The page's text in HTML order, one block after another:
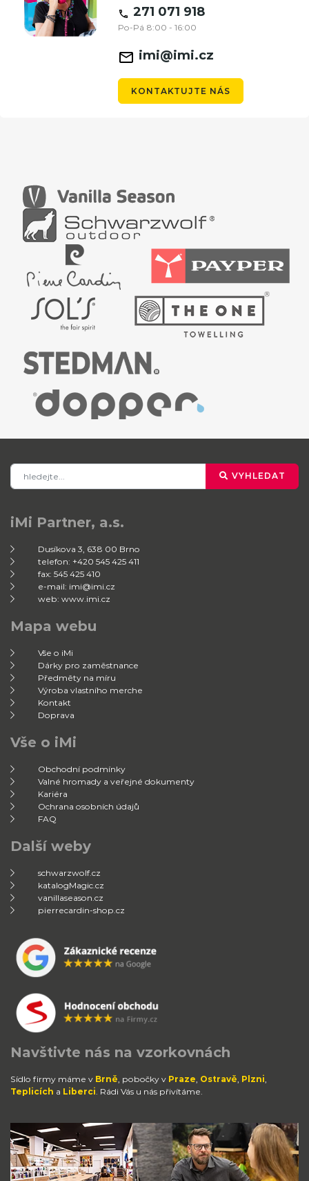
271 071 918
Po-Pá 8:00 - 16:00
imi@imi.cz
KONTAKTUJTE NÁS
VYHLEDAT
iMi Partner, a.s.
Dusíkova 3, 638 00 Brno
telefon: +420 545 425 411
fax: 545 425 410
e-mail: imi@imi.cz
web: www.imi.cz
Mapa webu
Vše o iMi
Dárky pro zaměstnance
Předměty na míru
Výroba vlastního merche
Kontakt
Doprava
Vše o iMi
Obchodní podmínky
Valné hromady a veřejné dokumenty
Kariéra
Ochrana osobních údajů
FAQ
Další weby
schwarzwolf.cz
katalogMagic.cz
vanillaseason.cz
pierrecardin-shop.cz
Navštivte nás na vzorkovnách
Sídlo firmy máme v Brně , pobočky v Praze Ostravě Plzni
Teplicích a Liberci . Rádi Vás u nás přivítáme.